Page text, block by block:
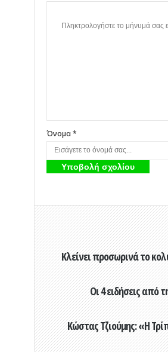
Όνομα *
Κλείνει προσωρινά το
Οι 4 ειδήσεις από
Κώστας Τζιούμης: «Η